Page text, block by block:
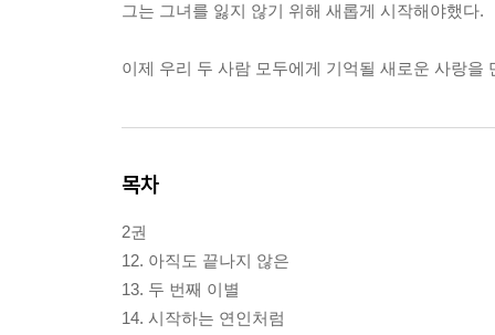
그는 그녀를 잃지 않기 위해 새롭게 시작해야했다.
이제 우리 두 사람 모두에게 기억될 새로운 사랑을
목차
2권
12. 아직도 끝나지 않은
13. 두 번째 이별
14. 시작하는 연인처럼